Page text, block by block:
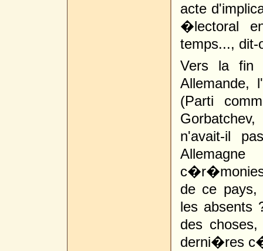
acte
�lectoral
temps..., dit-
Vers la fin
(Parti
n'avait-il
de ce pays,
les absents
des
derni�res